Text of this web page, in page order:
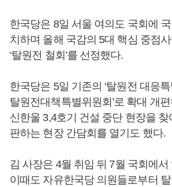
한국당은 8일 서울 여의도 국회에
치하며 올해 국감의 5대 핵심 중점
‘탈원전 철회’를 선정했다.
한국당은 5일 기존의 ‘탈원전 대응특
탈원전대책특별위원회’로 확대 개
신한울 3,4호기 건설 중단 현장을 찾
판하는 현장 간담회를 열기도 했다.
김 사장은 4월 취임 뒤 7월 국회에서
이때도 자유한국당 의원들로부터